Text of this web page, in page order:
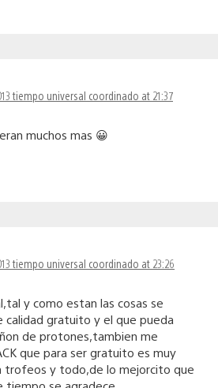
tiempo universal coordinado at 21:37
muchos mas 😀
tiempo universal coordinado at 23:26
y como estan las cosas se
calidad gratuito y el que pueda
de protones,tambien me
que para ser gratuito es muy
trofeos y todo,de lo mejorcito que